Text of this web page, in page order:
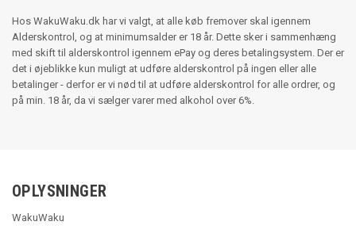
Hos WakuWaku.dk har vi valgt, at alle køb fremover skal igennem
Alderskontrol, og at minimumsalder er 18 år. Dette sker i sammenhæng
med skift til alderskontrol igennem ePay og deres betalingsystem. Der er
det i øjeblikke kun muligt at udføre alderskontrol på ingen eller alle
betalinger - derfor er vi nød til at udføre alderskontrol for alle ordrer, og
på min. 18 år, da vi sælger varer med alkohol over 6%.
OPLYSNINGER
WakuWaku